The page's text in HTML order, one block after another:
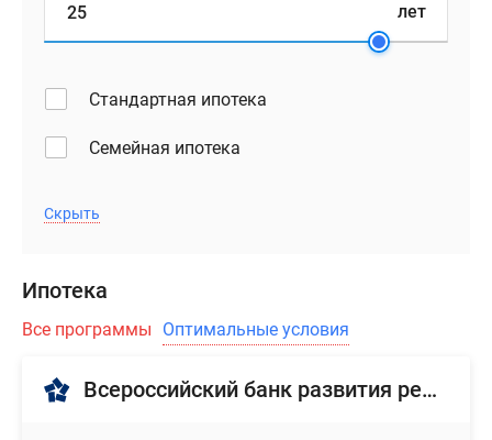
лет
Стандартная ипотека
Семейная ипотека
Скрыть
Ипотека
Все программы Оптимальные условия
Всероссийский банк развития регионов